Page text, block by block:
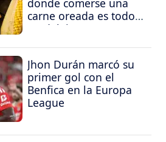
donde comerse una
carne oreada es todo
un deleite
Jhon Durán marcó su
primer gol con el
Benfica en la Europa
League